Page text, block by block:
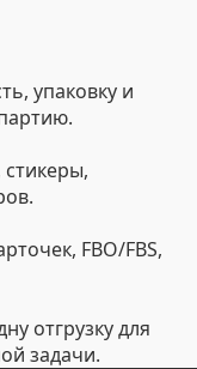
упаковку и
FBO/FBS,
отгрузку для
задачи.